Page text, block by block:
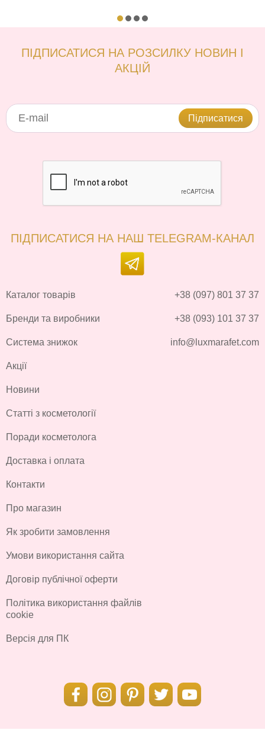
ПІДПИСАТИСЯ НА РОЗСИЛКУ НОВИН І
АКЦІЙ
Підписатися
ПІДПИСАТИСЯ НА НАШ TELEGRAM-КАНАЛ
Каталог товарів
Бренди та виробники
Система знижок
Акції
Новини
Статті з косметології
Поради косметолога
Доставка і оплата
Контакти
Про магазин
Як зробити замовлення
Умови використання сайта
Договір публічної оферти
Політика використання файлів
cookie
Версія для ПК
+38 (097) 801 37 37
+38 (093) 101 37 37
info@luxmarafet.com